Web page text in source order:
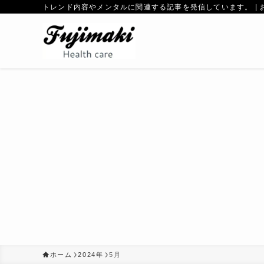
トレンド内容やメンタルに関連する記事を発信しています。 |
ホーム 2024年 5月